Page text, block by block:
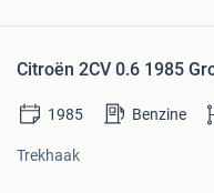
Citroën 2CV 0.6 1985
1985 Benzine
Trekhaak